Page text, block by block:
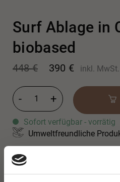
Surf Ablage in
biobased
448€
Ursprünglicher
war:
448 €
390 €
Aktueller
ist:
390 €.
inkl. MwSt.
Surf Ablage in
Sofort verfügbar - vorrätig
Umweltfreundliche